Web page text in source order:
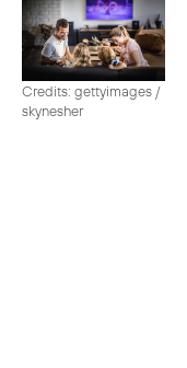
Credits: gettyimages /
skynesher